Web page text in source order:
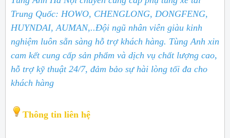
Trung Quốc: HOWO, CHENGLONG, DONGFENG,
HUYNDAI, AUMAN,..Đội ngũ nhân viên giàu kinh
nghiệm luôn sẵn sàng hỗ trợ khách hàng. Tùng Anh xin
cam kết cung cấp sản phẩm và dịch vụ chất lượng cao,
hỗ trợ kỹ thuật 24/7, đảm bảo sự hài lòng tối đa cho
khách hàng
Thông tin liên hệ